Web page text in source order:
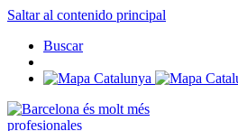
Saltar al contenido principal
Buscar
profesionales